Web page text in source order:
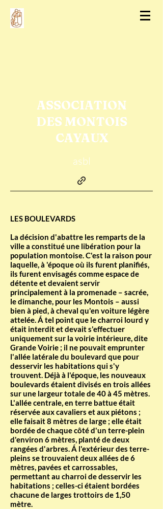
ASSOCIATION
DES MONTOIS
CAYAUX
asbl
LES BOULEVARDS
La décision d'abattre les remparts de la
ville a constitué une libération pour la
population montoise. C'est la raison pour
laquelle, à 'époque où ils furent planifiés,
ils furent envisagés comme espace de
détente et devaient servir
principalement à la promenade – sacrée,
le dimanche, pour les Montois – aussi
bien à pied, à cheval qu'en voiture légère
attelée. Á tel point que le charroi lourd y
était interdit et devait s'effectuer
uniquement sur la voirie intérieure, dite
Grande Voirie ; il ne pouvait emprunter
l'allée latérale du boulevard que pour
desservir les habitations qui s'y
trouvent. Déjà à l'époque, les nouveaux
boulevards étaient divisés en trois allées
sur une largeur totale de 40 à 45 mètres.
L'allée centrale, en terre battue était
réservée aux cavaliers et aux piétons ;
elle faisait 8 mètres de large ; elle était
bordée de chaque côté d'un terre-plein
d'environ 6 mètres, planté de deux
rangées d'arbres. Á l'extérieur des terre-
pleins se trouvaient deux allées de 6
mètres, pavées et carrossables,
permettant au charroi de desservir les
habitations ; celles-ci étaient bordées
chacune de larges trottoirs de 1,50
mètre.